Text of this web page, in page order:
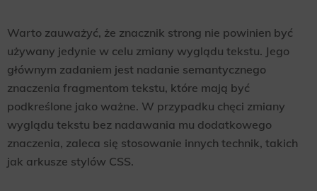
Warto zauważyć, że znacznik strong nie powinien być
używany jedynie w celu zmiany wyglądu tekstu. Jego
głównym zadaniem jest nadanie semantycznego
znaczenia fragmentom tekstu, które mają być
podkreślone jako ważne. W przypadku chęci zmiany
wyglądu tekstu bez nadawania mu dodatkowego
znaczenia, zaleca się stosowanie innych technik, takich
jak arkusze stylów CSS.